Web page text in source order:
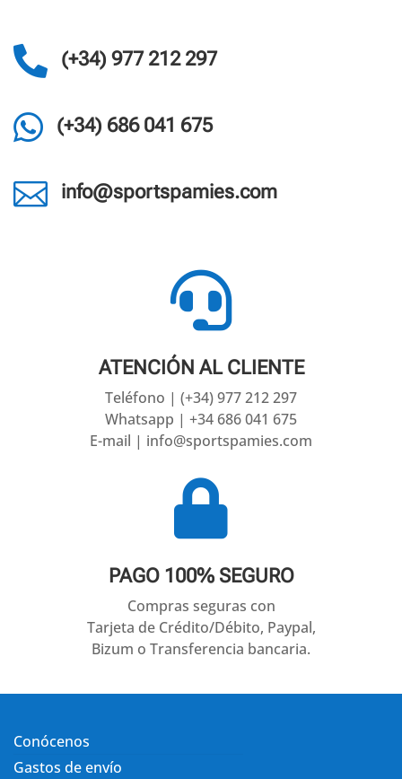
 (+34) 977 212 297
 (+34) 686 041 675
 info@sportspamies.com

ATENCIÓN AL CLIENTE
Teléfono | (+34) 977 212 297
Whatsapp | +34 686 041 675
E-mail | info@sportspamies.com

PAGO 100% SEGURO
Compras seguras con
Tarjeta de Crédito/Débito, Paypal,
Bizum o Transferencia bancaria.
Conócenos
Gastos de envío